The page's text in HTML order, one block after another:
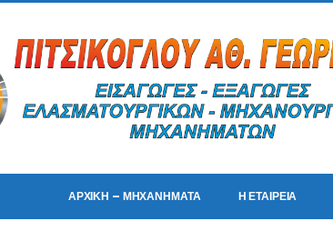
ΑΡΧΙΚΗ – ΜΗΧΑΝΗΜΑΤΑ Η ΕΤΑΙΡΕΊΑ